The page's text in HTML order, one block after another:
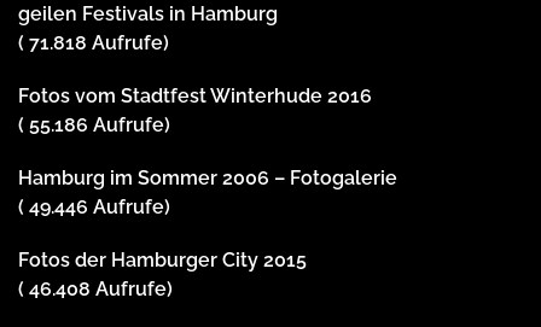
geilen Festivals in Hamburg
( 71.818 Aufrufe)
Fotos vom Stadtfest Winterhude 2016
( 55.186 Aufrufe)
Hamburg im Sommer 2006 – Fotogalerie
( 49.446 Aufrufe)
Fotos der Hamburger City 2015
( 46.408 Aufrufe)